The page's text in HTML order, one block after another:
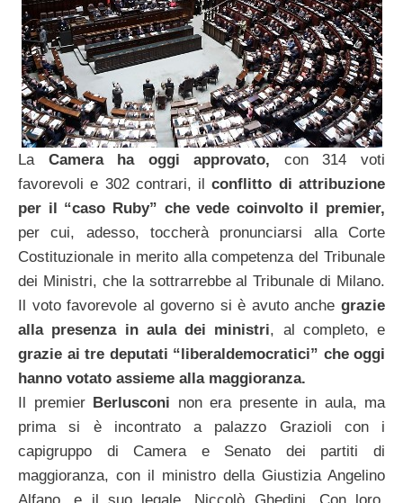
La Camera ha oggi approvato, con 314 voti
favorevoli e 302 contrari, ilconflitto di attribuzione
per il “caso Ruby” che vede coinvolto il premier,
per cui, adesso, toccherà pronunciarsi alla Corte
Costituzionale in merito alla competenza del Tribunale
dei Ministri, che la sottrarrebbe al Tribunale di Milano.
Il voto favorevole al governo si è avuto anche grazie
alla presenza in aula dei ministri, al completo, e
grazie ai tre deputati “liberaldemocratici” che oggi
hanno votato assieme alla maggioranza.
Il premier Berlusconi non era presente in aula, ma
prima si è incontrato a palazzo Grazioli con i
capigruppo di Camera e Senato dei partiti di
maggioranza, con il ministro della Giustizia Angelino